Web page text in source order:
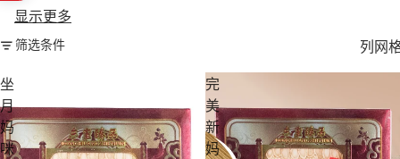
理、长辈尊崇以及给挚爱的贴心馈赠。从
精美的包装配上您的关怀寄语，让您一年四季都能送出健康
常见问题解答
显示更多
筛选条件
列网
坐
月
妈
咪
完
美
新
妈